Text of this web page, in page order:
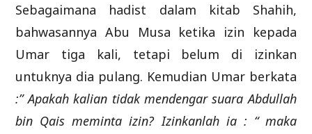
Sebagaimana hadist dalam kitab Shahih,
bahwasannya Abu Musa ketika izin kepada
Umar tiga kali, tetapi belum di izinkan
untuknya dia pulang. Kemudian Umar berkata
:” Apakah kalian tidak mendengar suara Abdullah
bin Qais meminta izin? Izinkanlah ia : “ maka